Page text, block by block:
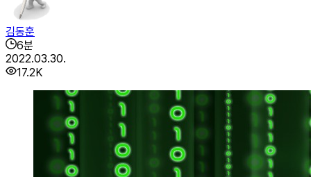
김동훈
6분
2022.03.30.
17.2K